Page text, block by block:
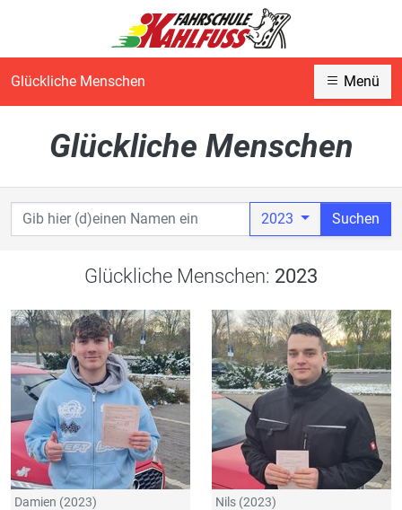
Glückliche Menschen Menü
Glückliche Menschen
2023 Suchen
Glückliche Menschen: 2023
Damien (2023) Nils (2023)